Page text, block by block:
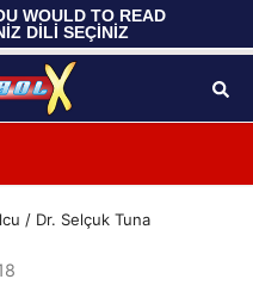
WOULD TO READ
DİLİ SEÇİNİZ
/ Dr. Selçuk Tuna